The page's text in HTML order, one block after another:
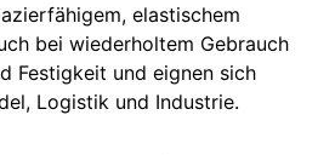
elastischem
bei wiederholtem Gebrauch
Festigkeit und eignen sich
Logistik und Industrie.